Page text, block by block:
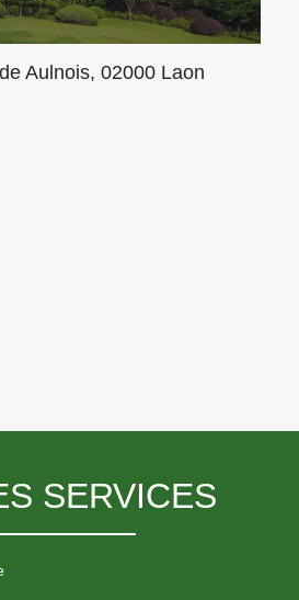
Aulnois, 02000 Laon
SERVICES